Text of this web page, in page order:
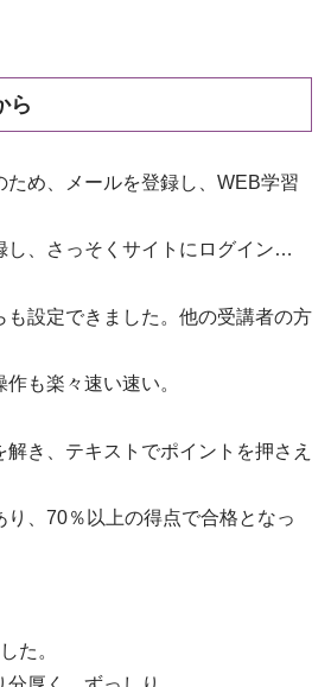
ら
ため、メールを登録し、WEB学習
し、さっそくサイトにログイン…
も設定できました。他の受講者の方
も楽々速い速い。
き、テキストでポイントを押さえ
、70％以上の得点で合格となっ
た。